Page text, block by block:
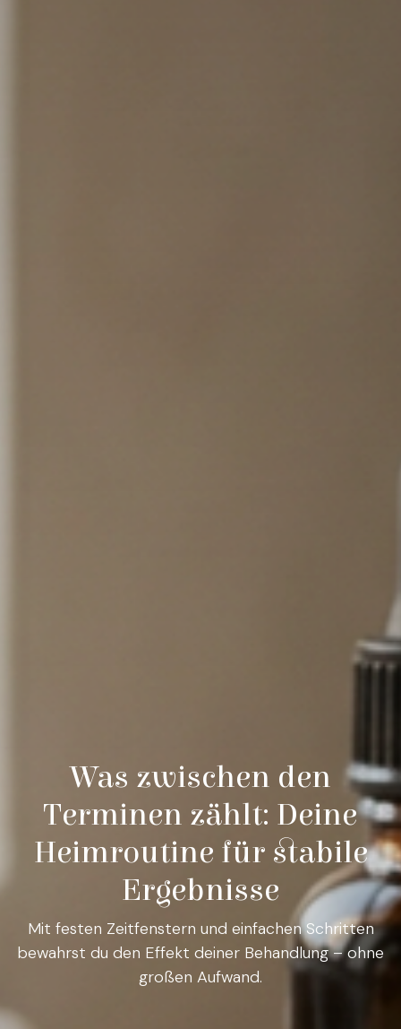
Was zwischen den
Terminen zählt: Deine
Heimroutine für stabile
Ergebnisse
Mit festen Zeitfenstern und einfachen Schritten
bewahrst du den Effekt deiner Behandlung – ohne
großen Aufwand.